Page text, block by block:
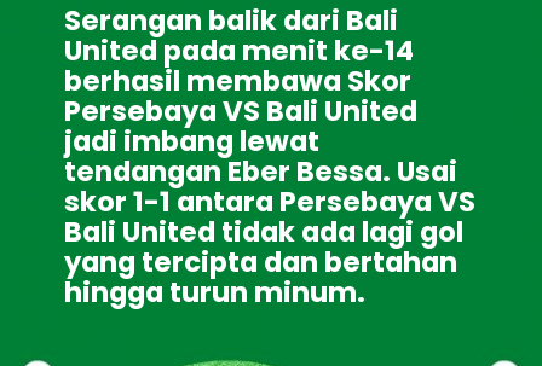
Serangan balik dari Bali
United pada menit ke-14
berhasil membawa Skor
Persebaya VS Bali United
jadi imbang lewat
tendangan Eber Bessa. Usai
skor 1-1 antara Persebaya VS
Bali United tidak ada lagi gol
yang tercipta dan bertahan
hingga turun minum.